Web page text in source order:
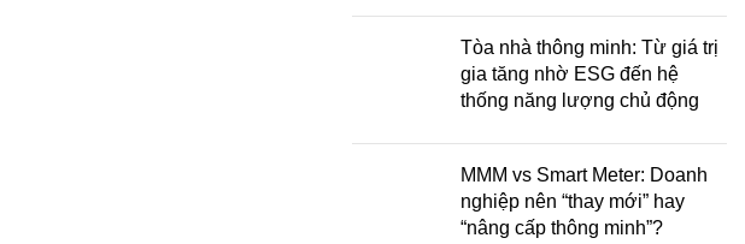
Tòa nhà thông minh: Từ giá trị
gia tăng nhờ ESG đến hệ
thống năng lượng chủ động
MMM vs Smart Meter: Doanh
nghiệp nên “thay mới” hay
“nâng cấp thông minh”?